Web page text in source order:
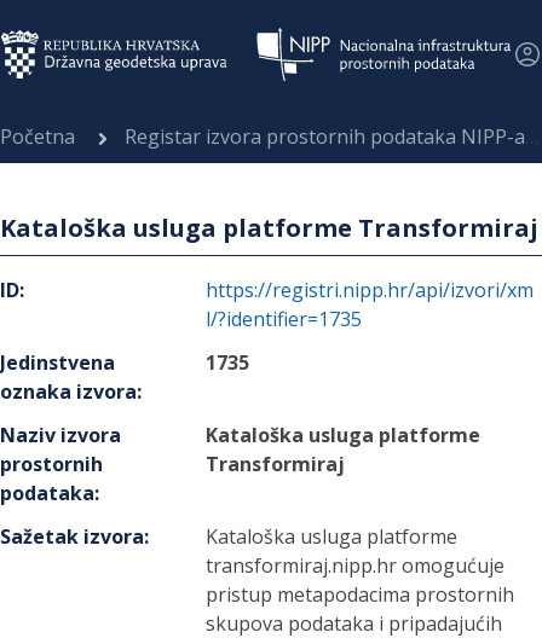
Početna Registar izvora prostornih podataka NIPP-a
Kataloška usluga platforme Transformiraj
ID:
https://registri.nipp.hr/api/izvori/xm
l/?identifier=1735
Jedinstvena
oznaka izvora:
1735
Naziv izvora
prostornih
podataka:
Kataloška usluga platforme
Transformiraj
Sažetak izvora:
Kataloška usluga platforme
transformiraj.nipp.hr omogućuje
pristup metapodacima prostornih
skupova podataka i pripadajućih